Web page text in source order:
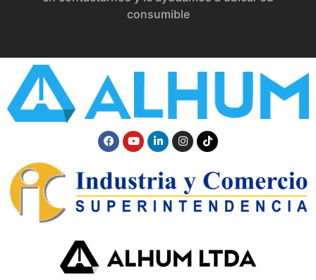
consumible